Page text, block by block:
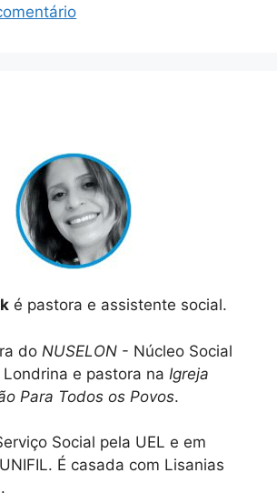
é pastora e assistente social.
do NUSELON - Núcleo Social
e pastora na Igreja
Para Todos os Povos.
Social pela UEL e em
É casada com Lisanias